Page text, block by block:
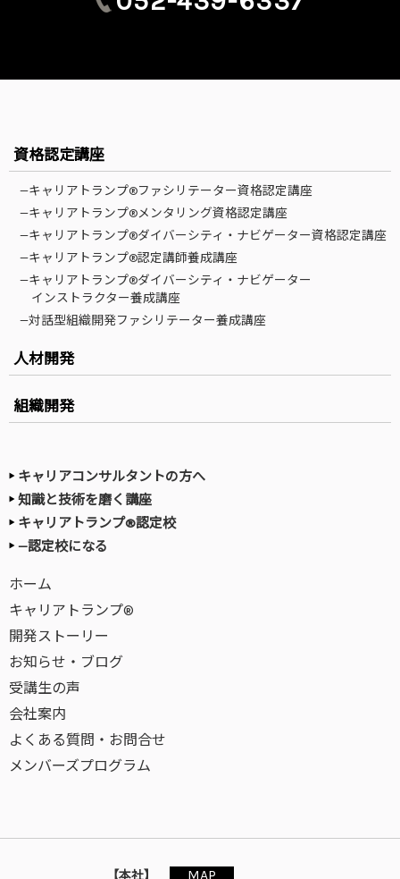
資格認定講座
—キャリアトランプ®ファシリテーター資格認定講座
—キャリアトランプ®メンタリング資格認定講座
—キャリアトランプ®ダイバーシティ・ナビゲーター資格認定講座
—キャリアトランプ®認定講師養成講座
—キャリアトランプ®ダイバーシティ・ナビゲーター
インストラクター養成講座
—対話型組織開発ファシリテーター養成講座
人材開発
組織開発
キャリアコンサルタントの方へ
知識と技術を磨く講座
キャリアトランプ®認定校
—認定校になる
ホーム
キャリアトランプ®
開発ストーリー
お知らせ・ブログ
受講生の声
会社案内
よくある質問・お問合せ
メンバーズプログラム
【本社】 MAP